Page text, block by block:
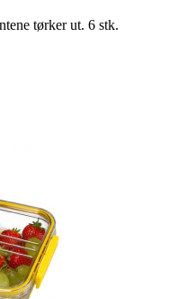
tørker ut. 6 stk.